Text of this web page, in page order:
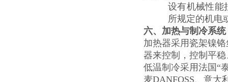
设有机械性能
所规定的机电
六、加热与制冷系统
加热器采用瓷架镍
器来控制，控制平
低温制冷采用法国“
麦DANFOSS、意大